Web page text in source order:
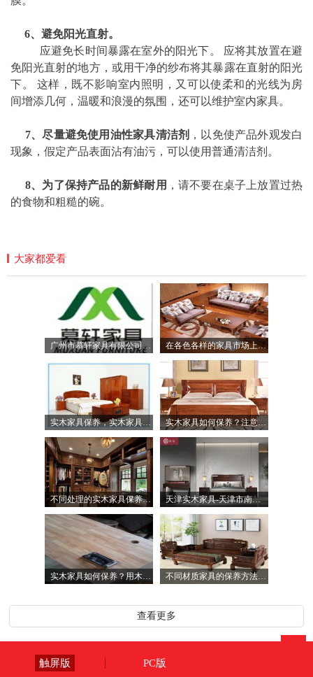
6、避免阳光直射。
应避免长时间暴露在室外的阳光下。 应将其放置在避
免阳光直射的地方，或用干净的纱布将其暴露在直射的阳光
下。 这样，既不影响室内照明，又可以使柔和的光线为房
间增添几何，温暖和浪漫的氛围，还可以维护室内家具。
7、尽量避免使用油性家具清洁剂 ，以免使产品外观发白
现象，假定产品表面沾有油污，可以使用普通清洁剂。
8、为了保持产品的新鲜耐用 ，请不要在桌子上放置过热
的食物和粗糙的碗。
大家都爱看
广州市慕轩家具有限公司-实木家具，实木桌椅，编藤桌椅、网布桌椅，户外秋千椅 在各色各样的家具市场上，如何选择实木家具？
不同处理的实木家具保养方法却有不同 天津实木家具-天津市南洋胡氏家具制造有限公司
查看更多
触屏版 PC版